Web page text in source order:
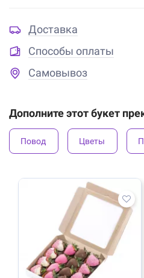
Доставка
Способы оплаты
Самовывоз
Дополните этот букет
Повод Цветы